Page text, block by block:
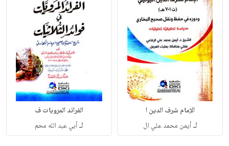
الإمام شرف الدين ا
لـأيمن محمد علي ال
الفرائد المرويات ف
لـأبي عبد الله محم